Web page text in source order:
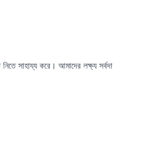
সাহায্য করে। আমাদের লক্ষ্য সর্বদা